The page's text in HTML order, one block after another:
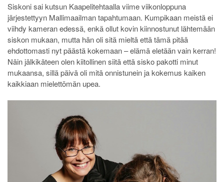
Siskoni sai kutsun Kaapelitehtaalla viime viikonloppuna
järjestettyyn Mallimaailman tapahtumaan. Kumpikaan meistä ei
viihdy kameran edessä, enkäollut kovin kiinnostunut lähtemään
siskon mukaan, mutta hän oli sitä mieltä että tämä pitää
ehdottomasti nyt päästä kokemaan – elämä eletään vain kerran!
Näin jälkikäteen olen kiitollinen siitä että sisko pakotti minut
mukaansa, sillä päivä oli mitä onnistunein ja kokemus kaiken
kaikkiaan mielettömän upea.